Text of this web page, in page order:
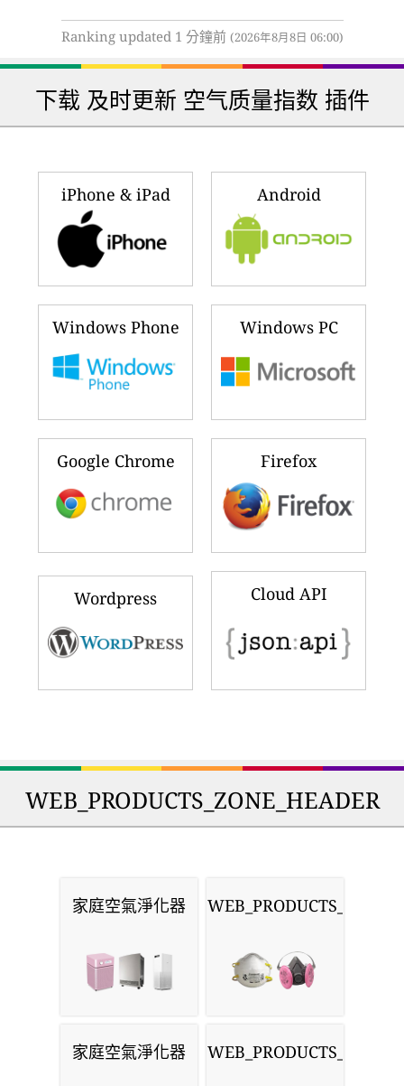
Ranking updated 1 分鐘前 (2026年8月8日 06:00)
下载 及时更新 空气质量指数 插件
iPhone & iPad Android
Windows Phone Windows PC
Google Chrome Firefox
Wordpress Cloud API
WEB_PRODUCTS_ZONE_HEADER
家庭空氣淨化器 WEB_PRODUCTS_MASKS
家庭空氣淨化器